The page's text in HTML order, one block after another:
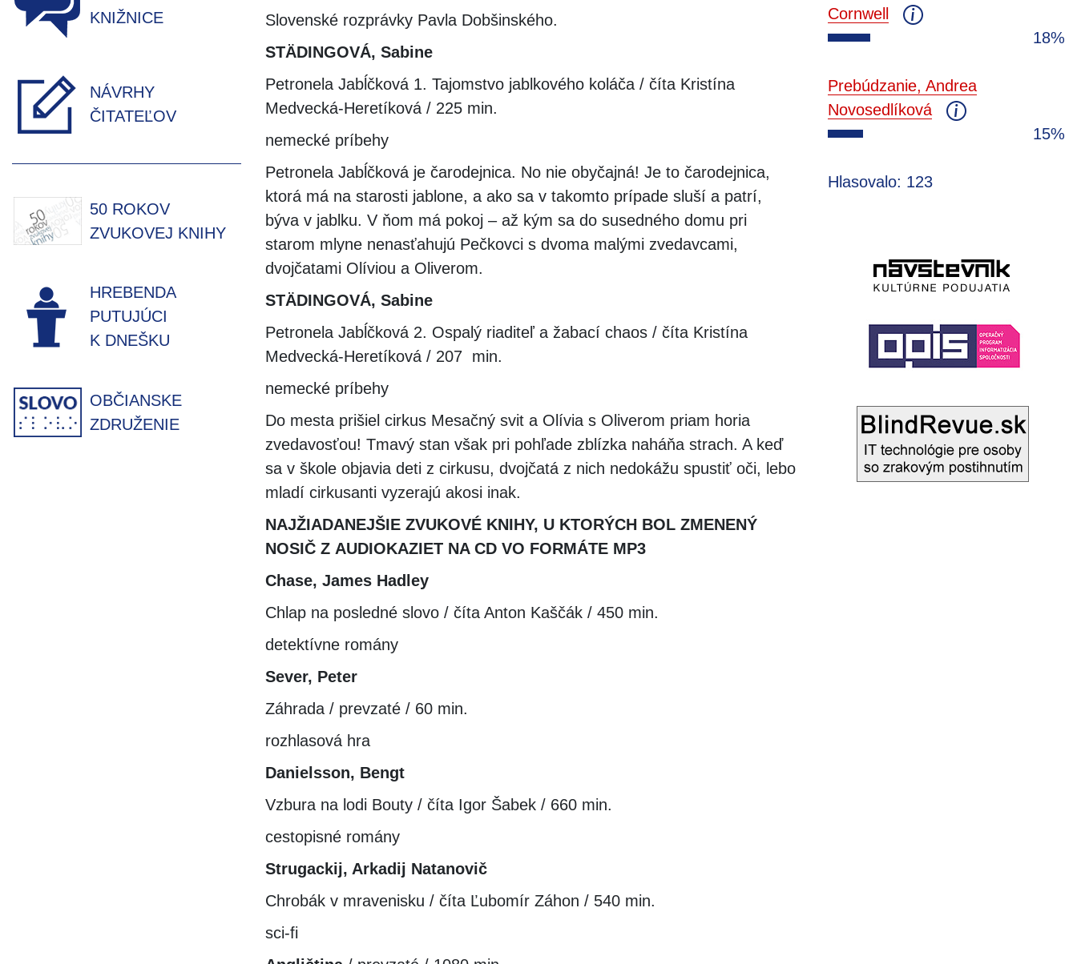
KNIŽNICE
NÁVRHY
ČITATEĽOV
50 ROKOV
ZVUKOVEJ KNIHY
HREBENDA
PUTUJÚCI
K DNEŠKU
OBČIANSKE
ZDRUŽENIE
Slovenské rozprávky Pavla Dobšinského.
STÄDINGOVÁ, Sabine
Petronela Jabĺčková 1. Tajomstvo jablkového koláča / číta Kristína
Medvecká-Heretíková / 225 min.
nemecké príbehy
Petronela Jabĺčková je čarodejnica. No nie obyčajná! Je to čarodejnica,
ktorá má na starosti jablone, a ako sa v takomto prípade sluší a patrí,
býva v jablku. V ňom má pokoj – až kým sa do susedného domu pri
starom mlyne nenasťahujú Pečkovci s dvoma malými zvedavcami,
dvojčatami Olíviou a Oliverom.
STÄDINGOVÁ, Sabine
Petronela Jabĺčková 2. Ospalý riaditeľ a žabací chaos / číta Kristína
Medvecká-Heretíková / 207 min.
nemecké príbehy
Do mesta prišiel cirkus Mesačný svit a Olívia s Oliverom priam horia
zvedavosťou! Tmavý stan však pri pohľade zblízka naháňa strach. A keď
sa v škole objavia deti z cirkusu, dvojčatá z nich nedokážu spustiť oči, lebo
mladí cirkusanti vyzerajú akosi inak.
NAJŽIADANEJŠIE ZVUKOVÉ KNIHY, U KTORÝCH BOL ZMENENÝ
NOSIČ Z AUDIOKAZIET NA CD VO FORMÁTE MP3
Chase, James Hadley
Chlap na posledné slovo / číta Anton Kaščák / 450 min.
detektívne romány
Sever, Peter
Záhrada / prevzaté / 60 min.
rozhlasová hra
Danielsson, Bengt
Vzbura na lodi Bouty / číta Igor Šabek / 660 min.
cestopisné romány
Strugackij, Arkadij Natanovič
Chrobák v mravenisku / číta Ľubomír Záhon / 540 min.
sci-fi
Cornwell
18%
Prebúdzanie, Andrea
Novosedlíková
15%
Hlasovalo: 123